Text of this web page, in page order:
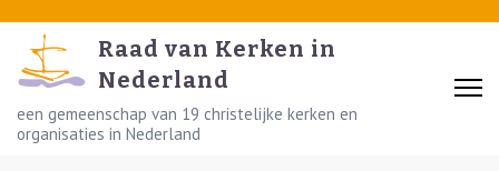
content
(Press
Enter)
Raad van Kerken in
Nederland
een gemeenschap van 19 christelijke kerken en
organisaties in Nederland